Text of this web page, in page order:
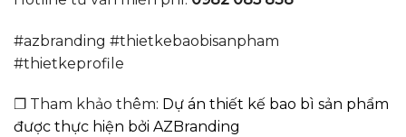
#azbranding #thietkebaobisanpham
#thietkeprofile
❐ Tham khảo thêm: Dự án thiết kế bao bì sản phẩm
được thực hiện bởi AZBranding